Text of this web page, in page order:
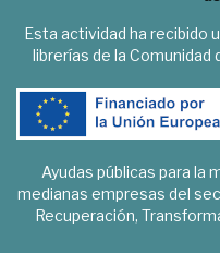
Esta actividad ha recibido
librerías de la
Ayudas públicas para la
medianas empresas del
Recuperación,